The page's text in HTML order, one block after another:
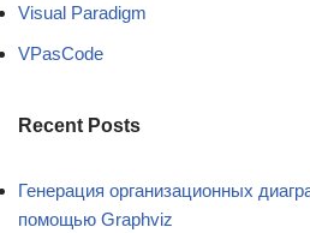
Visual Paradigm
VPasCode
Recent Posts
Генерация организационных
помощью Graphviz